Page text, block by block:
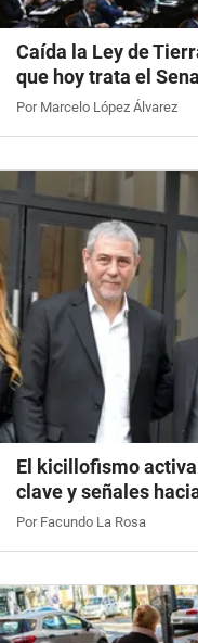
Caída la Ley de
que hoy trata el
Por Marcelo López Álvarez
El kicillofismo
clave y señales
Por Facundo La Rosa